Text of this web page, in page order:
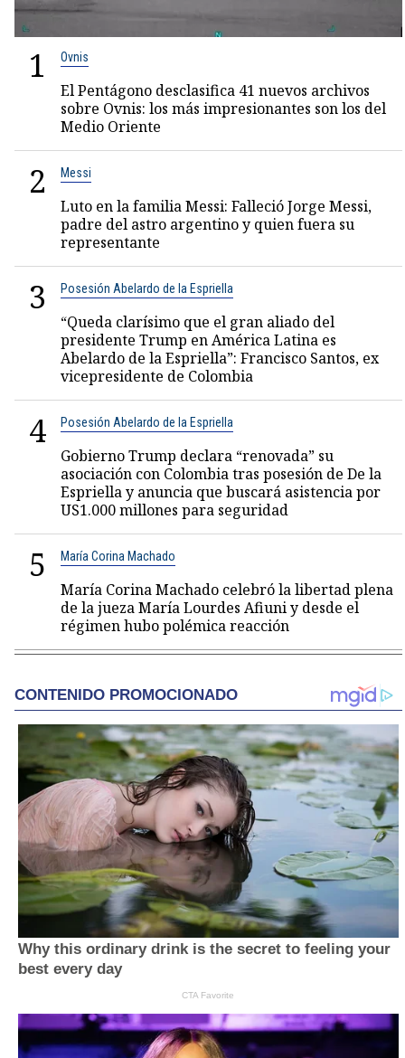
1 Ovnis
El Pentágono desclasifica 41 nuevos archivos
sobre Ovnis: los más impresionantes son los del
Medio Oriente
2 Messi
Luto en la familia Messi: Falleció Jorge Messi,
padre del astro argentino y quien fuera su
representante
3 Posesión Abelardo de la Espriella
“Queda clarísimo que el gran aliado del
presidente Trump en América Latina es
Abelardo de la Espriella”: Francisco Santos, ex
vicepresidente de Colombia
4 Posesión Abelardo de la Espriella
Gobierno Trump declara “renovada” su
asociación con Colombia tras posesión de De la
Espriella y anuncia que buscará asistencia por
US1.000 millones para seguridad
5 María Corina Machado
María Corina Machado celebró la libertad plena
de la jueza María Lourdes Afiuni y desde el
régimen hubo polémica reacción